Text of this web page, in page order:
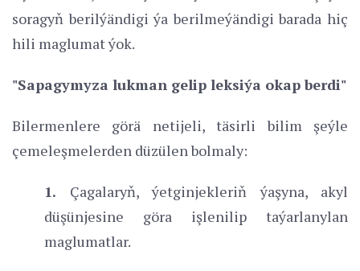
soragyň berilýändigi ýa berilmeýändigi barada hiç
hili maglumat ýok.
"Sapagymyza lukman gelip leksiýa okap berdi"
Bilermenlere görä netijeli, täsirli bilim şeýle
çemeleşmelerden düzülen bolmaly:
1. Çagalaryň, ýetginjekleriň ýaşyna, akyl
düşünjesine göra işlenilip taýarlanylan
maglumatlar.